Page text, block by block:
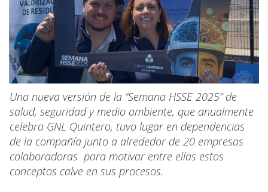
Una nueva versión de la “Semana HSSE 2025” de
salud, seguridad y medio ambiente, que anualmente
celebra GNL Quintero, tuvo lugar en dependencias
de la compañía junto a alrededor de 20 empresas
colaboradoras para motivar entre ellas estos
conceptos calve en sus procesos.